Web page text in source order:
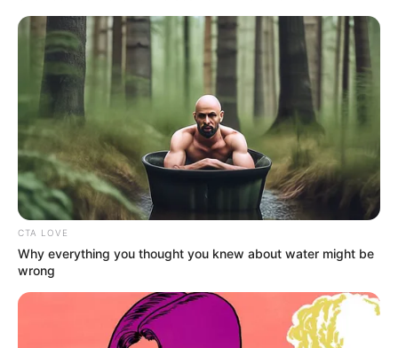
CTA LOVE
Why everything you thought you knew about water might be
wrong